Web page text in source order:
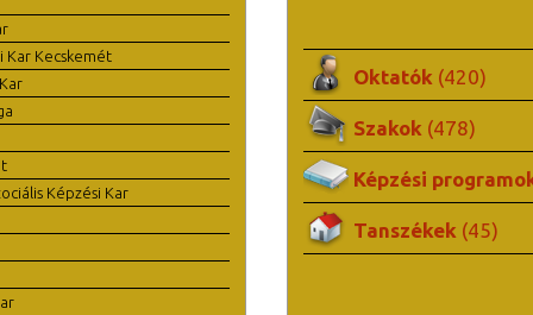
Kar Kecskemét
Képzési Kar
Oktatók (420)
Szakok (478)
Képzési
Tanszékek (45)